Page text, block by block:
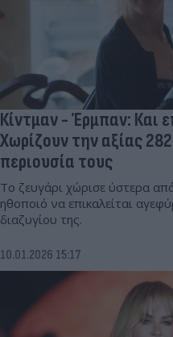
Κίντμαν - Έρμπαν: Και
Χωρίζουν την αξίας
περιουσία τους
Το ζευγάρι χώρισε ύστερα
ηθοποιό να επικαλείται
διαζυγίου της.
10.01.2026 15:17